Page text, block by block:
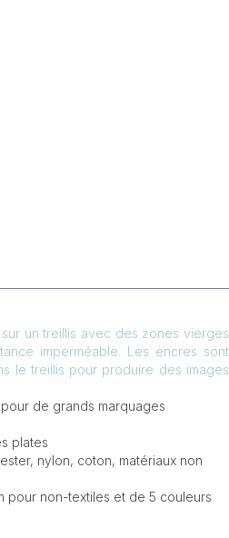
un treillis avec des zones vierges
imperméable. Les encres sont
le treillis pour produire des images
de grands marquages
plates
nylon, coton, matériaux non
pour non-textiles et de 5 couleurs